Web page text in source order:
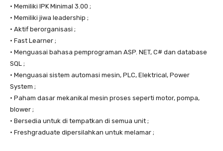
• Memiliki IPK Minimal 3.00 ;
• Memiliki jiwa leadership ;
• Aktif berorganisasi ;
• Fast Learner ;
• Menguasai bahasa pemprograman ASP. NET, C# dan database
SQL ;
• Menguasai sistem automasi mesin, PLC, Elektrical, Power
System ;
• Paham dasar mekanikal mesin proses seperti motor, pompa,
blower ;
• Bersedia untuk di tempatkan di semua unit ;
• Freshgraduate dipersilahkan untuk melamar ;